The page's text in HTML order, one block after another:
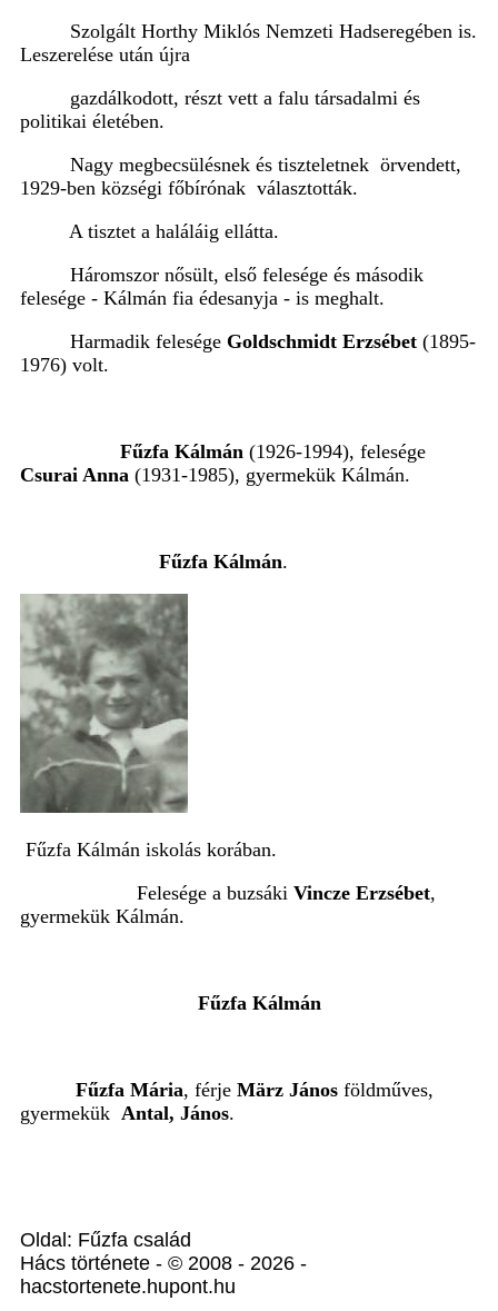
Szolgált Horthy Miklós Nemzeti Hadseregében is.
Leszerelése után újra
gazdálkodott, részt vett a falu társadalmi és
politikai életében.
Nagy megbecsülésnek és tiszteletnek örvendett,
1929-ben községi főbírónak választották.
A tisztet a haláláig ellátta.
Háromszor nősült, első felesége és második
felesége - Kálmán fia édesanyja - is meghalt.
Harmadik felesége Goldschmidt Erzsébet (1895-
1976) volt.
Fűzfa Kálmán (1926-1994), felesége
Csurai Anna (1931-1985), gyermekük Kálmán.
Fűzfa Kálmán.
Fűzfa Kálmán iskolás korában.
Felesége a buzsáki Vincze Erzsébet,
gyermekük Kálmán.
Fűzfa Kálmán
Fűzfa Mária, férje März János földműves,
gyermekük Antal, János.
Oldal: Fűzfa család
Hács története - © 2008 - 2026 -
hacstortenete.hupont.hu